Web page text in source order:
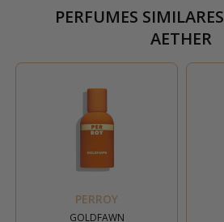
PERFUMES
AETHER
PERROY
GOLDFAWN